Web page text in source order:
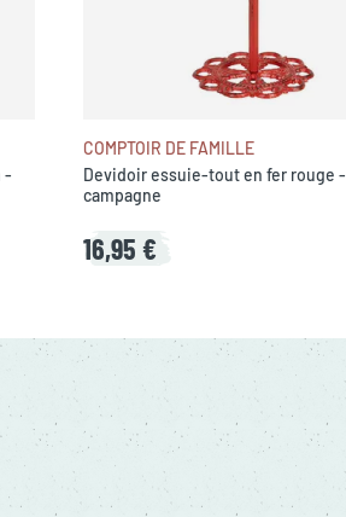
-
COMPTOIR DE FAMILLE
Devidoir essuie-tout en fer rouge -
campagne
16,95 €